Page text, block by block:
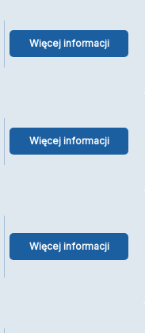
Więcej informacji
Więcej informacji
Więcej informacji